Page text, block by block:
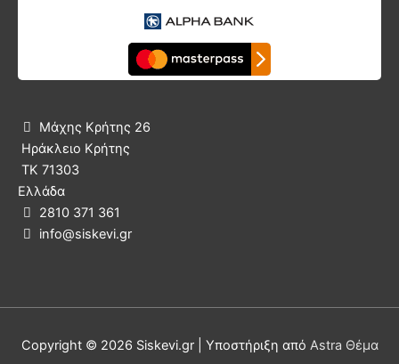

Μάχης Κρήτης 26
Ηράκλειο Κρήτης
ΤΚ 71303
Ελλάδα
 2810 371 361
 info@siskevi.gr
Copyright © 2026 Siskevi.gr| Υποστήριξη από Astra Θέμα